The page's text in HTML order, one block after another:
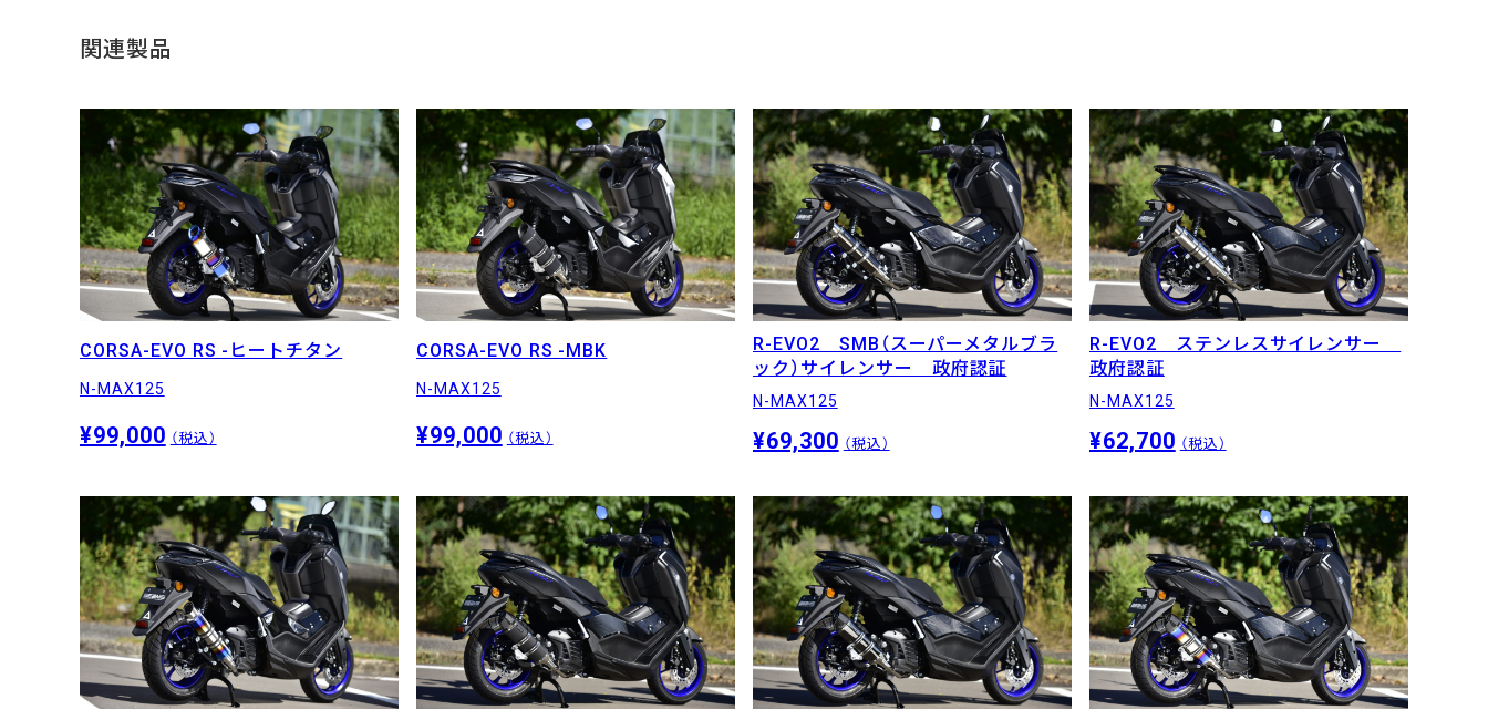
関連製品
CORSA-EVO RS -ヒートチタン
N-MAX125
¥99,000 （税込）
CORSA-EVO RS -MBK
N-MAX125
¥99,000 （税込）
R-EVO2 SMB（スーパーメタルブラ
ック）サイレンサー 政府認証
N-MAX125
¥69,300 （税込）
R-EVO2 ステンレスサイレンサー
政府認証
N-MAX125
¥62,700 （税込）